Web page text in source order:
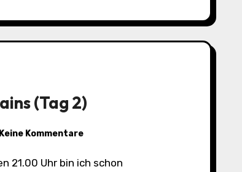
(Tag 2)
Keine Kommentare